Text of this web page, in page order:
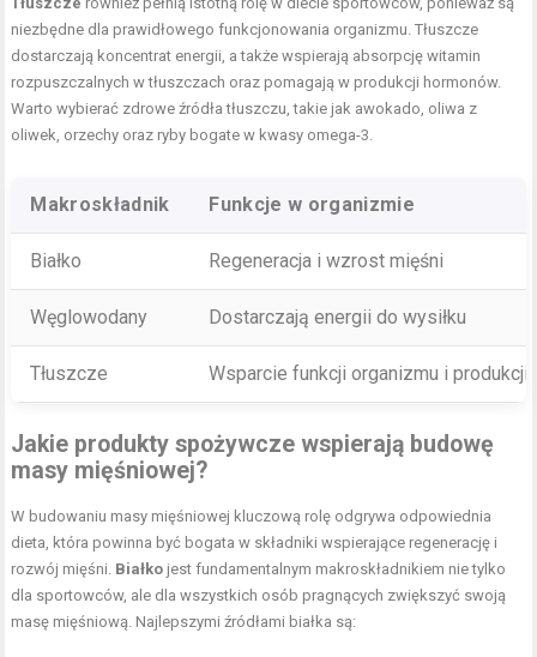
niezbędne dla prawidłowego funkcjonowania organizmu. Tłuszcze
dostarczają koncentrat energii, a także wspierają absorpcję witamin
rozpuszczalnych w tłuszczach oraz pomagają w produkcji hormonów.
Warto wybierać zdrowe źródła tłuszczu, takie jak awokado, oliwa z
oliwek, orzechy oraz ryby bogate w kwasy omega-3.
Makroskładnik Funkcje w organizmie
Białko Regeneracja i wzrost mięśni
Węglowodany Dostarczają energii do wysiłku
Tłuszcze Wsparcie funkcji organizmu i produkcji
Jakie produkty spożywcze wspierają budowę
masy mięśniowej?
W budowaniu masy mięśniowej kluczową rolę odgrywa odpowiednia
dieta, która powinna być bogata w składniki wspierające regenerację i
rozwój mięśni. Białko jest fundamentalnym makroskładnikiem nie tylko
dla sportowców, ale dla wszystkich osób pragnących zwiększyć swoją
masę mięśniową. Najlepszymi źródłami białka są: